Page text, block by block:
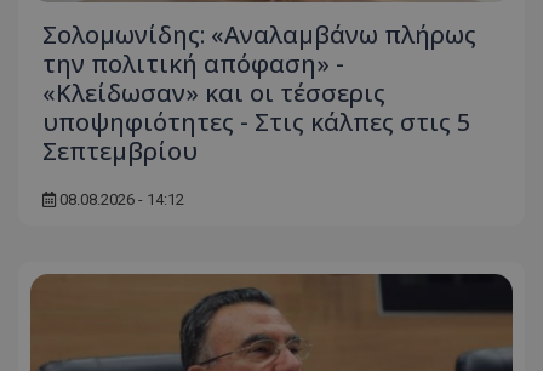
Σολομωνίδης: «Αναλαμβάνω πλήρως
την πολιτική απόφαση» -
«Κλείδωσαν» και οι τέσσερις
υποψηφιότητες - Στις κάλπες στις 5
Σεπτεμβρίου
08.08.2026 - 14:12